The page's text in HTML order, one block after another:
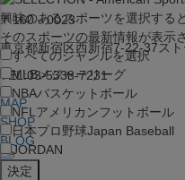
〒160－0023
東京都新宿区西新宿7-22-37ス
TEL:03-5338-7231
MAP
SHOP
BLOG
興味のあるスポーツを選択すると
そのスポーツの最新情報が表示
すべてのジャンルを選択
MLBメジャーリーグ
NBAバスケットボール
NFL アメリカンフットボール
日本プロ野球Japan Baseball
JORDAN